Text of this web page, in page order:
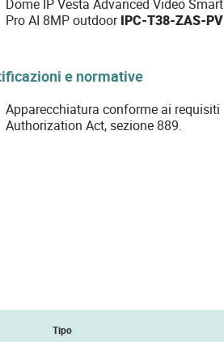
Dome IP Vesta Advanced Video
Pro AI 8MP outdoorIPC-T38-ZAS-PV
e normative
Apparecchiatura conforme ai
Authorization Act, sezione 889.
Tipo